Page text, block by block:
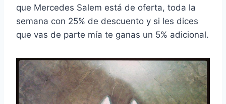
que Mercedes Salem está de oferta, toda la
semana con 25% de descuento y si les dices
que vas de parte mía te ganas un 5% adicional.